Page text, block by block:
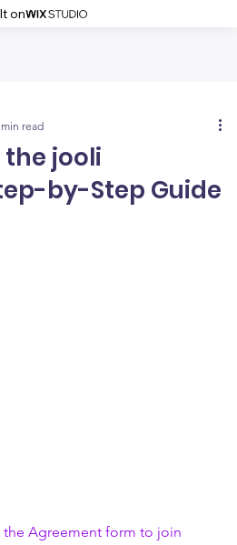
on
jooli
by-Step Guide
read
Agreement form to join